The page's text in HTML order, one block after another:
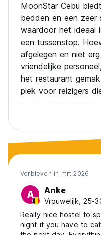
MoonStar Cebu
bedden en een zeer
waardoor het
een tussenstop.
afgelegen en niet
vriendelijke
het restaurant
plek voor reizigers
Verbleven in mrt 2026
A Anke
Vrouwelijk, 25-
Really nice hostel to
night if you have to